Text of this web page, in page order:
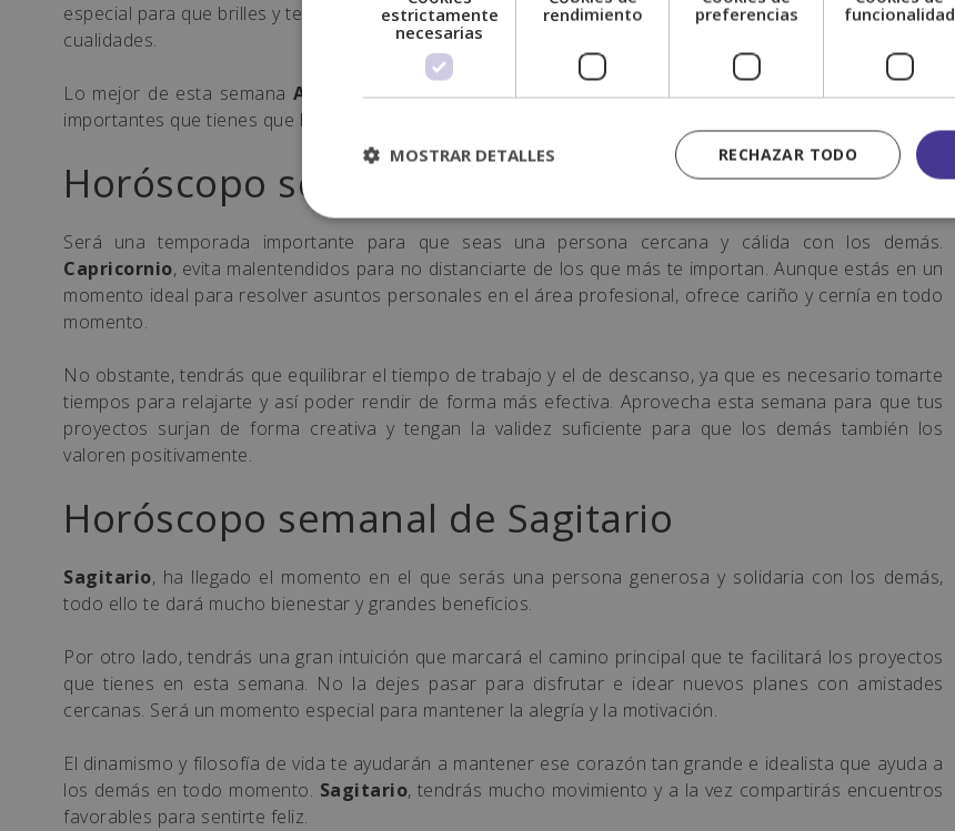
especial para que brilles y te mantengas en el centro de las miradas, ya que podrás exponer tus mejores
cualidades.
Lo mejor de esta semanaAcuario, será tu sexto sentido que es el que te indicará hacia los asuntos
importantes que tienes que hacer de forma fructífera.
Horóscopo semanal de Capricornio
Será una temporada importante para que seas una persona cercana y cálida con los demás.
Capricornio, evita malentendidos para no distanciarte de los que más te importan. Aunque estás en un
momento ideal para resolver asuntos personales en el área profesional, ofrece cariño y cernía en todo
momento.
No obstante, tendrás que equilibrar el tiempo de trabajo y el de descanso, ya que es necesario tomarte
tiempos para relajarte y así poder rendir de forma más efectiva. Aprovecha esta semana para que tus
proyectos surjan de forma creativa y tengan la validez suficiente para que los demás también los
valoren positivamente.
Horóscopo semanal de Sagitario
Sagitario, ha llegado el momento en el que serás una persona generosa y solidaria con los demás,
todo ello te dará mucho bienestar y grandes beneficios.
Por otro lado, tendrás una gran intuición que marcará el camino principal que te facilitará los proyectos
que tienes en esta semana. No la dejes pasar para disfrutar e idear nuevos planes con amistades
cercanas. Será un momento especial para mantener la alegría y la motivación.
El dinamismo y filosofía de vida te ayudarán a mantener ese corazón tan grande e idealista que ayuda a
los demás en todo momento. Sagitario, tendrás mucho movimiento y a la vez compartirás encuentros
favorables para sentirte feliz.
estrictamente
necesarias
rendimiento
preferencias
funcionalidad
RECHAZAR TODO
MOSTRAR DETALLES